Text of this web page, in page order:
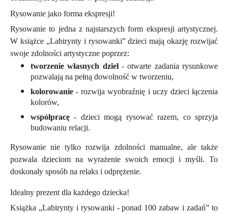
Rysowanie jako forma ekspresji!
Rysowanie to jedna z najstarszych form ekspresji artystycznej.
W książce „Labirynty i rysowanki” dzieci mają okazję rozwijać
swoje zdolności artystyczne poprzez:
tworzenie własnych dzieł- otwarte zadania rysunkowe
pozwalają na pełną dowolność w tworzeniu,
kolorowanie - rozwija wyobraźnię i uczy dzieci łączenia
kolorów,
współpracę - dzieci mogą rysować razem, co sprzyja
budowaniu relacji.
Rysowanie nie tylko rozwija zdolności manualne, ale także
pozwala dzieciom na wyrażenie swoich emocji i myśli. To
doskonały sposób na relaks i odprężenie.
Idealny prezent dla każdego dziecka!
Książka „Labirynty i rysowanki - ponad 100 zabaw i zadań” to